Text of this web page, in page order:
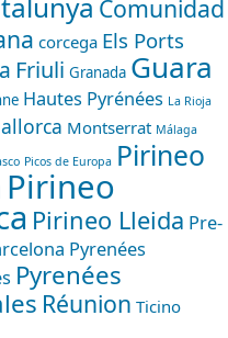
Comunidad
corcega Els Ports
Friuli Granada Guara
Hautes Pyrénées La Rioja
Montserrat Málaga
Picos de Europa Pirineo
Pirineo
Pirineo Lleida Pre-
Pyrenées
Pyrenées
Réunion Ticino